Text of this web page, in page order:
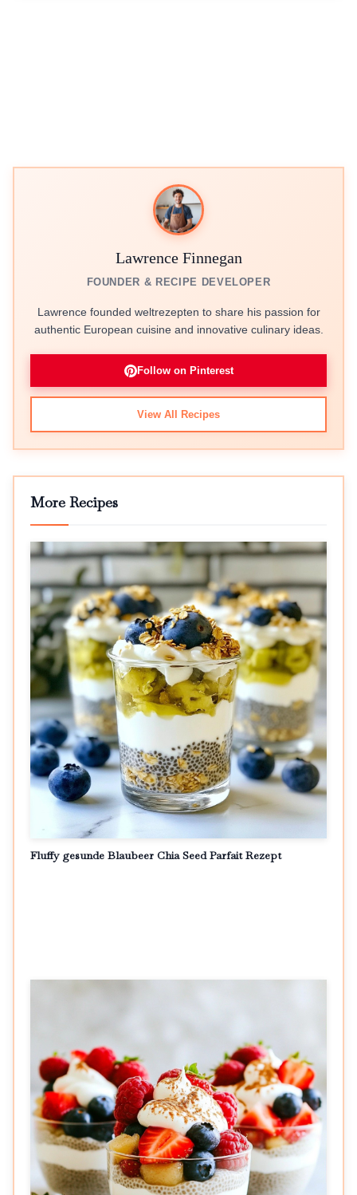
Lawrence Finnegan
FOUNDER & RECIPE DEVELOPER
Lawrence founded weltrezepten to share his passion for
authentic European cuisine and innovative culinary ideas.
Follow on Pinterest
View All Recipes
More Recipes
Fluffy gesunde Blaubeer Chia Seed Parfait Rezept